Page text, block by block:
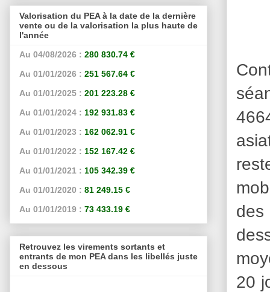
20
Valorisation du PEA à la date de la dernière
vente ou de la valorisation la plus haute de
l'année
Au 04/08/2026 : 280 830.74 €
Au 01/01/2026 : 251 567.64 €
Au 01/01/2025 : 201 223.28 €
Au 01/01/2024 : 192 931.83 €
Au 01/01/2023 : 162 062.91 €
Au 01/01/2022 : 152 167.42 €
Au 01/01/2021 : 105 342.39 €
Au 01/01/2020 : 81 249.15 €
Au 01/01/2019 : 73 433.19 €
Retrouvez les virements sortants et
entrants de mon PEA dans les libellés juste
en dessous